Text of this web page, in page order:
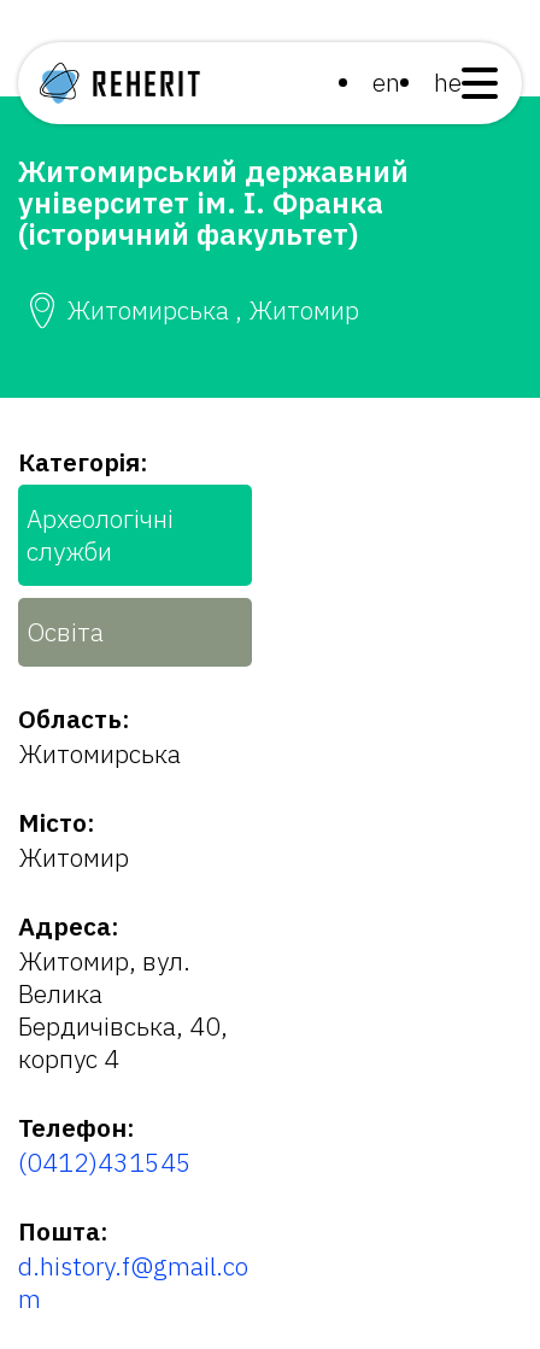
en he
Житомирський державний
університет ім. І. Франка
(історичний факультет)
Житомирська , Житомир
Категорія:
Археологічні
служби
Освіта
Область:
Житомирська
Місто:
Житомир
Адреса:
Житомир, вул.
Велика
Бердичівська, 40,
корпус 4
Телефон:
(0412)431545
Пошта:
d.history.f@gmail.co
m